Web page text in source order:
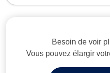
Besoin de voir
Vous pouvez élargir